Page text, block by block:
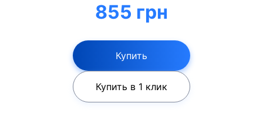
855 грн
Купить
Купить в 1 клик